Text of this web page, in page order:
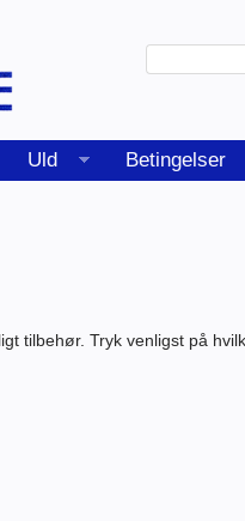
Uld Betingelser
tilbehør. Tryk venligst på